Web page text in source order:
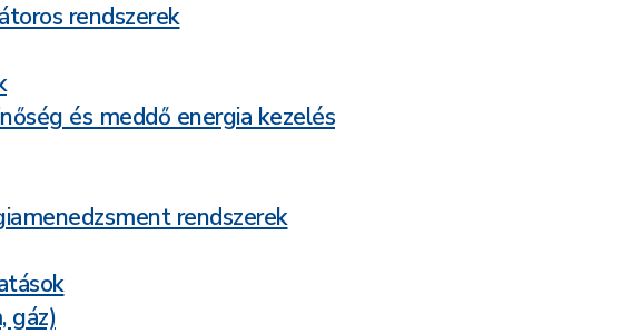
rendszerek
és meddő energia kezelés
rendszerek
gáz)